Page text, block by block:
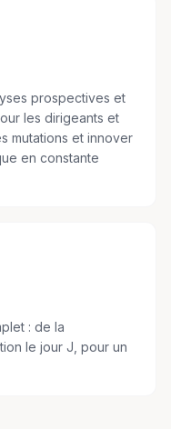
grandes tendances.
public de saisir
Il est également un
où il apporte son
et sociale.
à s'adapter et les
met son expertise
prospectives et
les dirigeants et
mutations et innover
en constante
: de la
le jour J, pour un